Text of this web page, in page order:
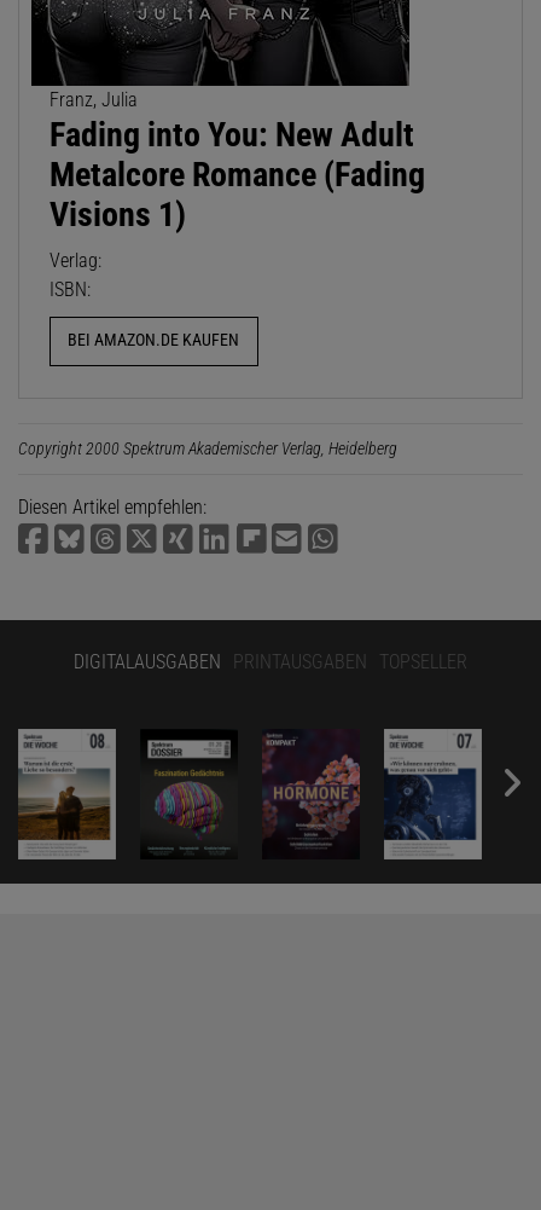
Franz, Julia
Fading into You: New Adult
Metalcore Romance (Fading
Visions 1)
Verlag:
ISBN:
BEI AMAZON.DE KAUFEN
Copyright 2000 Spektrum Akademischer Verlag, Heidelberg
Diesen Artikel empfehlen:
DIGITALAUSGABEN PRINTAUSGABEN TOPSELLER